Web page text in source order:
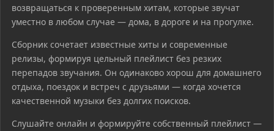
возвращаться к проверенным хитам, которые звучат
уместно в любом случае — дома, в дороге и на прогулке.
Сборник сочетает известные хиты и современные
релизы, формируя цельный плейлист без резких
перепадов звучания. Он одинаково хорош для домашнего
отдыха, поездок и встреч с друзьями — когда хочется
качественной музыки без долгих поисков.
Слушайте онлайн и формируйте собственный плейлист —